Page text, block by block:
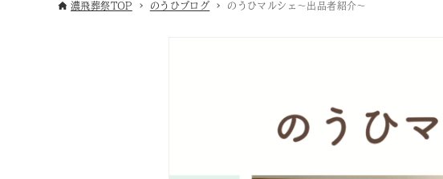
濃飛葬祭TOP のうひブログ のうひマルシェ〜出品者紹介〜